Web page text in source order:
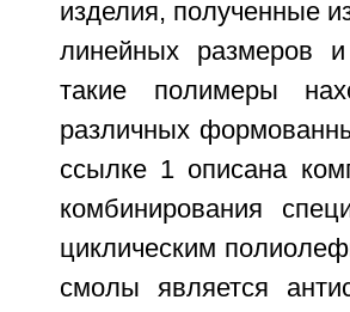
изделия, полученные
линейных размеров
такие полимеры
различных
ссылке 1 описана
комбинирования
циклическим
смолы является